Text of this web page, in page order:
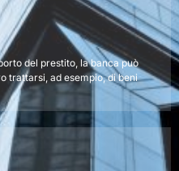
del prestito, la banca può
trattarsi, ad esempio, di beni